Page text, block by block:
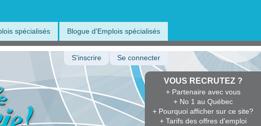
spécialisés Blogue d'Emplois spécialisés
VOUS RECRUTEZ ?
+ Partenaire avec vous
+ No 1 au Québec
+ Pourquoi afficher sur ce site?
+ Tarifs des offres d'emploi
S'inscrire Se connecter